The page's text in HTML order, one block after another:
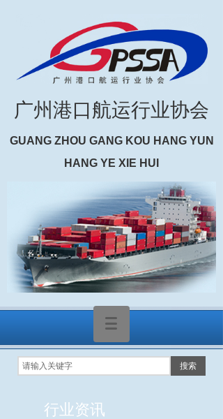
广州港口航运行业协会
GUANG ZHOU GANG KOU HANG YUN
HANG YE XIE HUI
搜索
行业资讯